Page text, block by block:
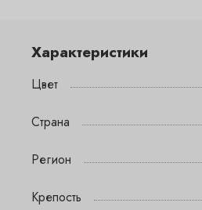
Характеристики
Цвет
Страна
Регион
Крепость